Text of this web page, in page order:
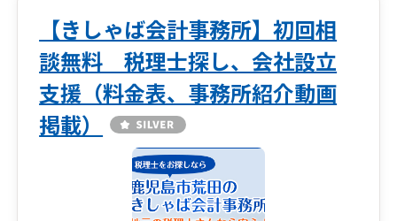
・記帳代行サービス
・アウトソーシングサービス
・各種コンプライアンスサービス
◎武内マネジメントオフィス
■保険代理店のエキスパート
・生命保険代理店
・損害保険代理店
【きしゃば会計事務所】初回相
談無料 税理士探し、会社設立
支援（料金表、事務所紹介動画
掲載）